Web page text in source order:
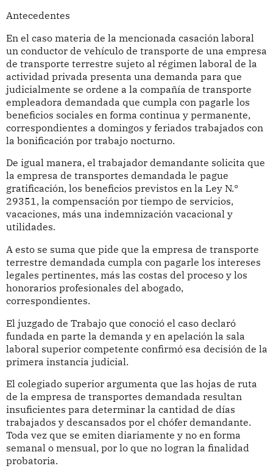
Antecedentes
En el caso materia de la mencionada casación laboral
un conductor de vehículo de transporte de una empresa
de transporte terrestre sujeto al régimen laboral de la
actividad privada presenta una demanda para que
judicialmente se ordene a la compañía de transporte
empleadora demandada que cumpla con pagarle los
beneficios sociales en forma continua y permanente,
correspondientes a domingos y feriados trabajados con
la bonificación por trabajo nocturno.
De igual manera, el trabajador demandante solicita que
la empresa de transportes demandada le pague
gratificación, los beneficios previstos en la Ley N.°
29351, la compensación por tiempo de servicios,
vacaciones, más una indemnización vacacional y
utilidades.
A esto se suma que pide que la empresa de transporte
terrestre demandada cumpla con pagarle los intereses
legales pertinentes, más las costas del proceso y los
honorarios profesionales del abogado,
correspondientes.
El juzgado de Trabajo que conoció el caso declaró
fundada en parte la demanda y en apelación la sala
laboral superior competente confirmó esa decisión de la
primera instancia judicial.
El colegiado superior argumenta que las hojas de ruta
de la empresa de transportes demandada resultan
insuficientes para determinar la cantidad de días
trabajados y descansados por el chófer demandante.
Toda vez que se emiten diariamente y no en forma
semanal o mensual, por lo que no logran la finalidad
probatoria.